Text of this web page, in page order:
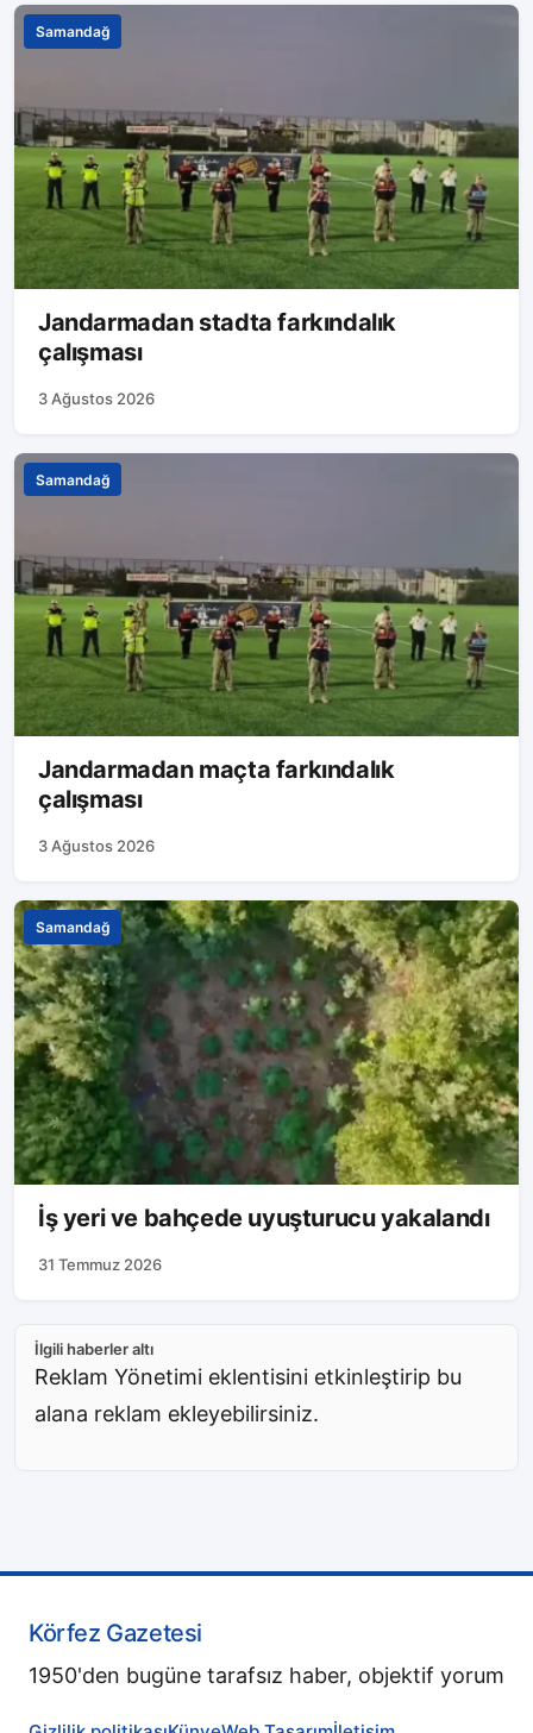
Samandağ
Jandarmadan stadta farkındalık
çalışması
3 Ağustos 2026
Samandağ
Jandarmadan maçta farkındalık
çalışması
3 Ağustos 2026
Samandağ
İş yeri ve bahçede uyuşturucu yakalandı
31 Temmuz 2026
İlgili haberler altı
Reklam Yönetimi eklentisini etkinleştirip bu
alana reklam ekleyebilirsiniz.
Körfez Gazetesi
1950'den bugüne tarafsız haber, objektif yorum